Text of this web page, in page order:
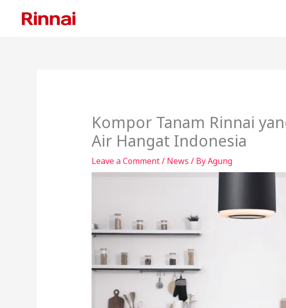
Kompor Tanam Rinnai
Air Hangat Indonesia
Leave a Comment/ News / ByAgung